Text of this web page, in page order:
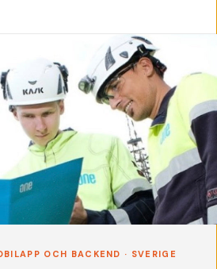
OCH BACKEND · SVERIGE